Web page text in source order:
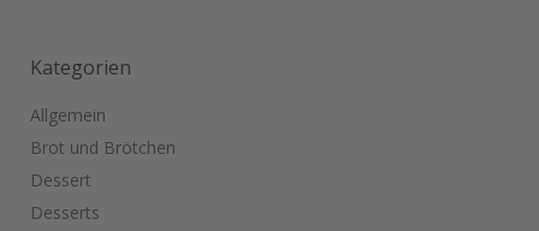
Kategorien
Allgemein
Brot und Brötchen
Dessert
Desserts